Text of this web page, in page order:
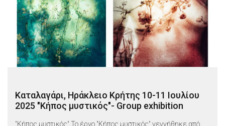
Καταλαγάρι, Ηράκλειο Κρήτης 10-11 Ιουλίου
2025 "Κήπος μυστικός"- Group exhibition
"Κήπος μυστικός" Το έργο "Κήπος μυστικός" γεννήθηκε από